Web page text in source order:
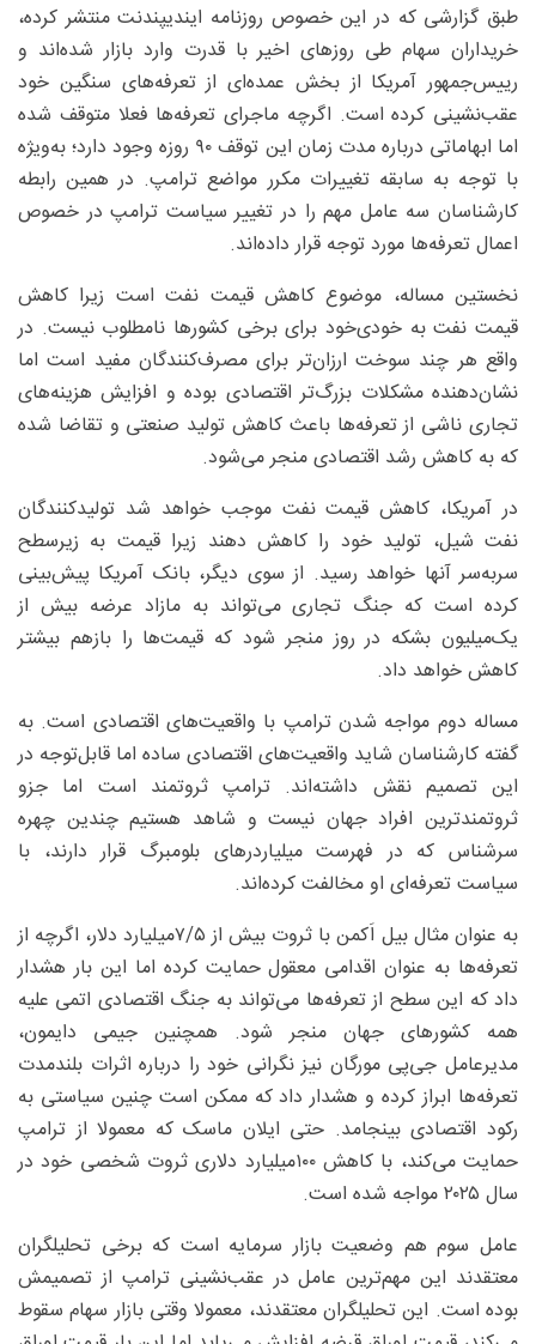
طبق گزارشی که در این خصوص روزنامه ایندیپندنت منتشر کرده،
خریداران سهام طی روزهای اخیر با قدرت وارد بازار شده‌اند و
رییس‌جمهور آمریکا از بخش عمده‌ای از تعرفه‌های سنگین خود
عقب‌نشینی کرده است. اگرچه ماجرای تعرفه‌ها فعلا متوقف شده
اما ابهاماتی درباره مدت زمان این توقف ۹۰ روزه وجود دارد؛ به‌ویژه
با توجه به سابقه تغییرات مکرر مواضع ترامپ. در همین رابطه
کارشناسان سه عامل مهم را در تغییر سیاست ترامپ در خصوص
اعمال تعرفه‌ها مورد توجه قرار داده‌اند.
نخستین مساله، موضوع کاهش قیمت نفت است زیرا کاهش
قیمت نفت به خودی‌خود برای برخی کشورها نامطلوب نیست. در
واقع هر چند سوخت ارزان‌تر برای مصرف‌کنندگان مفید است اما
نشان‌دهنده مشکلات بزرگ‌تر اقتصادی بوده و افزایش هزینه‌های
تجاری ناشی از تعرفه‌ها باعث کاهش تولید صنعتی و تقاضا شده
که به کاهش رشد اقتصادی منجر می‌شود.
در آمریکا، کاهش قیمت نفت موجب خواهد شد تولیدکنندگان
نفت شیل، تولید خود را کاهش دهند زیرا قیمت به زیرسطح
سربه‌سر آنها خواهد رسید. از سوی دیگر، بانک آمریکا پیش‌بینی
کرده است که جنگ تجاری می‌تواند به مازاد عرضه بیش از
یک‌میلیون بشکه در روز منجر شود که قیمت‌ها را بازهم بیشتر
کاهش خواهد داد.
مساله دوم مواجه شدن ترامپ با واقعیت‌های اقتصادی است. به
گفته کارشناسان شاید واقعیت‌های اقتصادی ساده اما قابل‌توجه در
این تصمیم نقش داشته‌اند. ترامپ ثروتمند است اما جزو
ثروتمندترین افراد جهان نیست و شاهد هستیم چندین چهره
سرشناس که در فهرست میلیاردرهای بلومبرگ قرار دارند، با
سیاست تعرفه‌ای او مخالفت کرده‌اند.
به عنوان مثال بیل اَکمن با ثروت بیش از ۵/‏۷‌میلیارد دلار، اگرچه از
تعرفه‌ها به عنوان اقدامی معقول حمایت کرده اما این بار هشدار
داد که این سطح از تعرفه‌ها می‌تواند به جنگ اقتصادی اتمی علیه
همه کشورهای جهان منجر شود. همچنین جیمی دایمون،
مدیرعامل جی‌پی مورگان نیز نگرانی خود را درباره اثرات بلندمدت
تعرفه‌ها ابراز کرده و هشدار داد که ممکن است چنین سیاستی به
رکود اقتصادی بینجامد. حتی ایلان ماسک که معمولا از ترامپ
حمایت می‌کند، با کاهش ۱۰۰‌میلیارد دلاری ثروت شخصی خود در
سال ۲۰۲۵ مواجه شده است.
عامل سوم هم وضعیت بازار سرمایه است که برخی تحلیلگران
معتقدند این مهم‌ترین عامل در عقب‌نشینی ترامپ از تصمیمش
بوده است. این تحلیلگران معتقدند، معمولا وقتی بازار سهام سقوط